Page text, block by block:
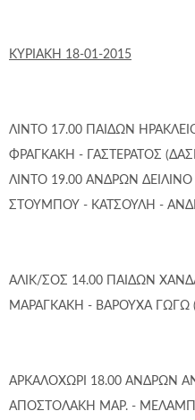
ΚΥΡΙΑΚΗ 18-01-2015
ΛΙΝΤΟ 17.00 ΠΑΙΔΩΝ
ΦΡΑΓΚΑΚΗ - ΓΑΣΤΕΡΑΤΟΣ
ΛΙΝΤΟ 19.00 ΑΝΔΡΩΝ
ΣΤΟΥΜΠΟΥ - ΚΑΤΣΟΥΛΗ -
ΑΛΙΚ/ΣΟΣ 14.00 ΠΑΙΔΩΝ
ΜΑΡΑΓΚΑΚΗ - ΒΑΡΟΥΧΑ ΓΩΓΩ
ΑΡΚΑΛΟΧΩΡΙ 18.00 ΑΝΔΡΩΝ
ΑΠΟΣΤΟΛΑΚΗ ΜΑΡ. -